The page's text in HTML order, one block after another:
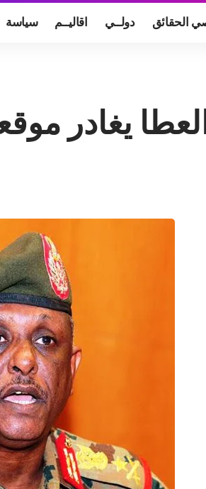
سياسة اقاليــم دولــي الحقائق
يغادر